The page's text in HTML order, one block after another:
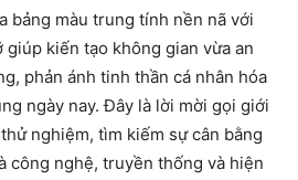
bảng màu trung tính nền nã với
kiến tạo không gian vừa an
phản ánh tinh thần cá nhân hóa
ngày nay. Đây là lời mời gọi giới
nghiệm, tìm kiếm sự cân bằng
công nghệ, truyền thống và hiện